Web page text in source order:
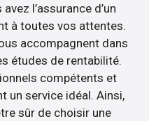
l’assurance d’un
à toutes vos attentes.
accompagnent dans
études de rentabilité.
compétents et
un service idéal. Ainsi,
sûr de choisir une